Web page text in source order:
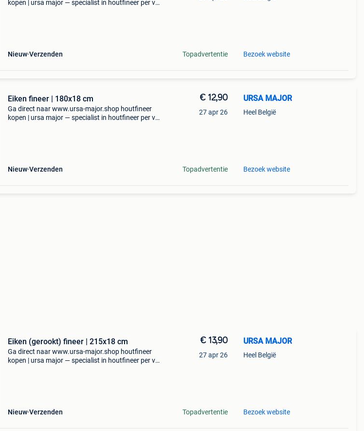
kopen | ursa major — specialist in houtfineer per vel
Nieuw Verzenden Topadvertentie Bezoek website
Eiken fineer | 180x18 cm
Ga direct naar www.ursa-major.shop houtfineer
kopen | ursa major — specialist in houtfineer per vel
Nieuw Verzenden
€ 12,90
27 apr 26
Topadvertentie
URSA MAJOR
Heel België
Bezoek website
Eiken (gerookt) fineer | 215x18 cm
Ga direct naar www.ursa-major.shop houtfineer
kopen | ursa major — specialist in houtfineer per vel
Nieuw Verzenden
€ 13,90
27 apr 26
Topadvertentie
URSA MAJOR
Heel België
Bezoek website